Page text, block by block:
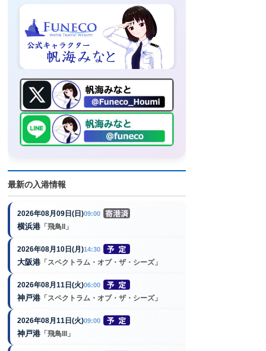
最新の入港情報
2026年08月09日(日)09:00
横浜港 「飛鳥II」
2026年08月10日(月)14:30
大阪港 「スペクトラム・オブ・ザ・シーズ」
2026年08月11日(火)06:00
神戸港 「スペクトラム・オブ・ザ・シーズ」
2026年08月11日(火)09:00
神戸港 「飛鳥III」